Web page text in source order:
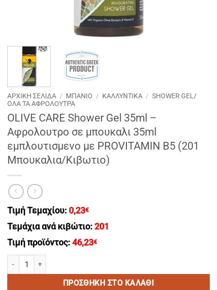
ΑΡΧΙΚΉ ΣΕΛΊΔΑ / ΜΠΑΝΙΟ / ΚΑΛΛΥΝΤΙΚΑ / SHOWER GEL/
ΟΛΑ ΤΑ ΑΦΡΟΛΟΥΤΡΑ
OLIVE CARE Shower Gel 35ml –
Aφρολουτρο σε μπουκαλι 35ml
εμπλουτισμενο με PROVITAMIN B5 (201
Μπουκαλια/Κιβωτιο)
Τιμή Τεμαχίου: 0,23€
Τεμάχια ανά κιβώτιο: 201
Τιμή προϊόντος: 46,23€
OLIVE CARE Shower Gel 35ml - Aφρολουτρο σε μπουκαλι 35ml
ΠΡΟΣΘΉΚΗ ΣΤΟ ΚΑΛΆΘΙ